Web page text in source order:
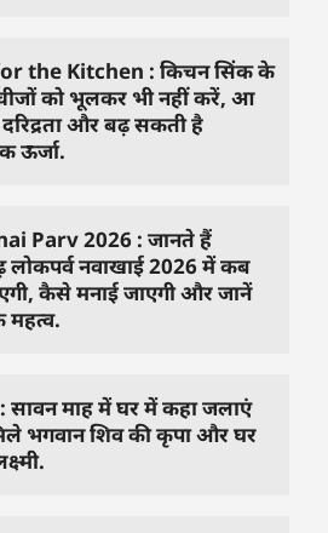
the Kitchen : किचन सिंक के
को भूलकर भी नहीं करें, आ
और बढ़ सकती है
ऊर्जा.
Parv 2026 : जानते हैं
लोकपर्व नवाखाई 2026 में कब
कैसे मनाई जाएगी और जानें
महत्व.
सावन माह में घर में कहा जलाएं
भगवान शिव की कृपा और घर